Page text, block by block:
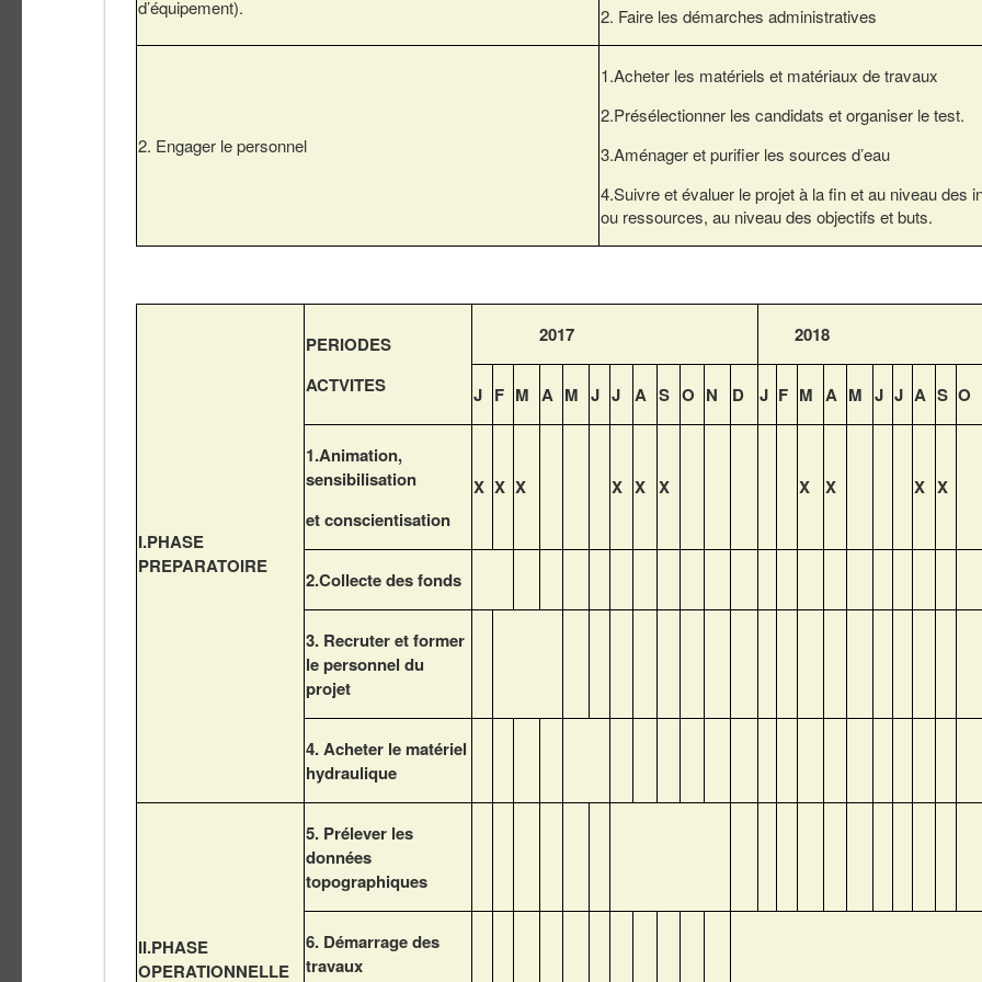
d’équipement).
2. Faire les démarches administratives
2. Engager le personnel
1.Acheter les matériels et matériaux de travaux
2.Présélectionner les candidats et organiser le test.
3.Aménager et purifier les sources d’eau
4.Suivre et évaluer le projet à la fin et au niveau des
ou ressources, au niveau des objectifs et buts.
I.PHASE
PREPARATOIRE
PERIODES
ACTVITES
2017 2018
J F M A M J J A S O N D J F M A M J J A S O
1.Animation,
sensibilisation
et conscientisation
X X X X X X X X X X
2.Collecte des fonds
3. Recruter et former
le personnel du
projet
4. Acheter le matériel
hydraulique
II.PHASE
OPERATIONNELLE
5. Prélever les
données
topographiques
6. Démarrage des
travaux